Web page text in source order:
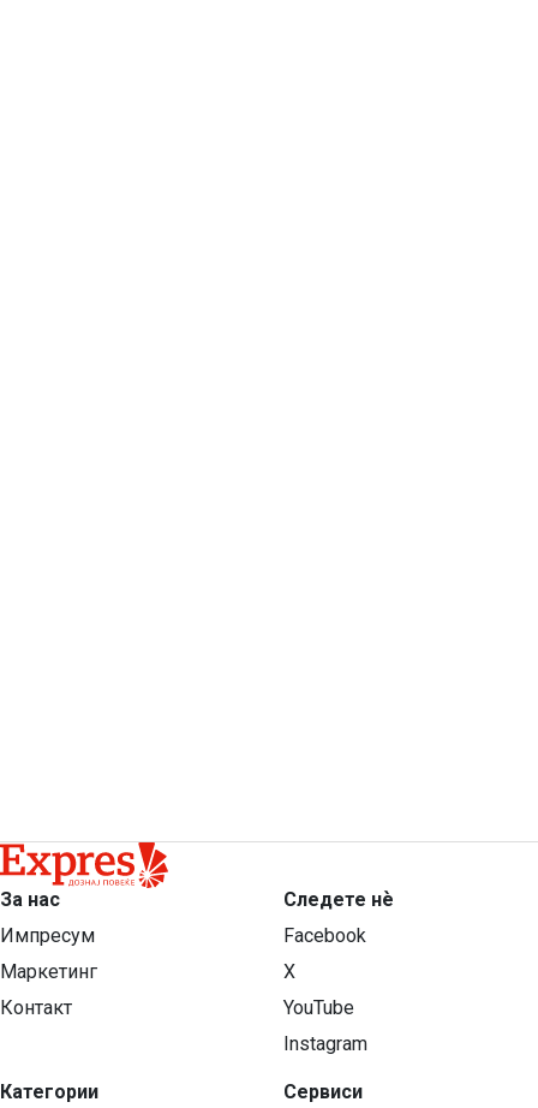
За нас
Импресум
Маркетинг
Контакт
Категории
Следете нѐ
Facebook
X
YouTube
Instagram
Сервиси